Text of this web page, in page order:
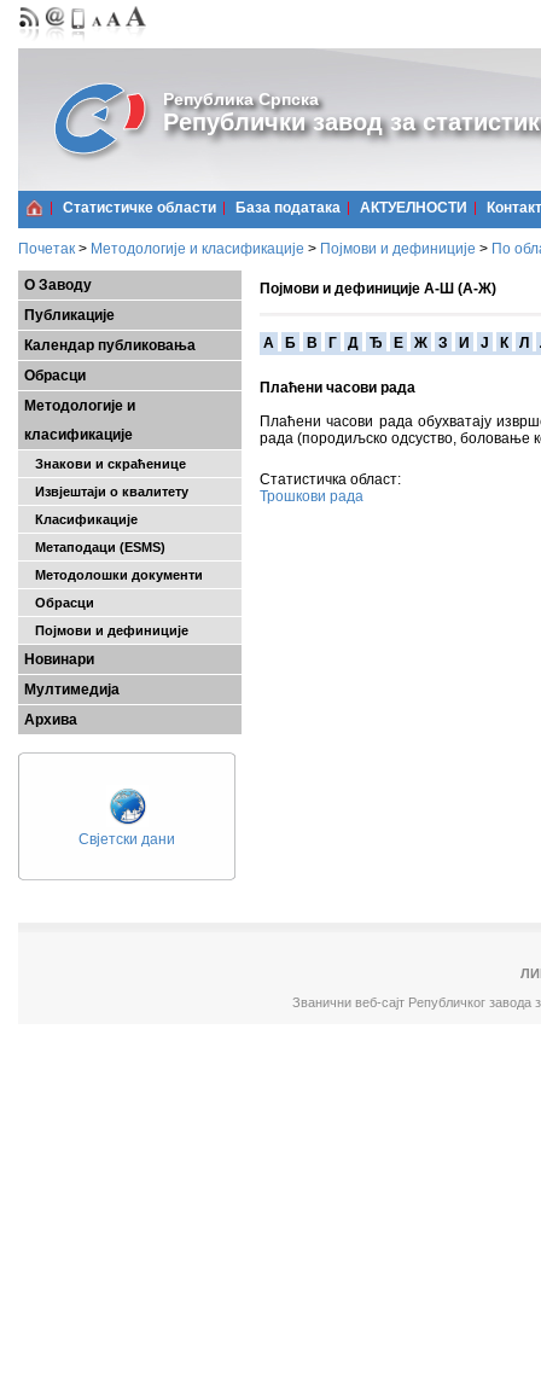
Република Српска
Републички завод за
Статистичке области Базa података АКТУЕЛНОСТИ Контакт
Почетак > Методологије и класификације > Појмови и дефиниције > По
О Заводу
Публикације
Календар публиковања
Обрасци
Методологије и
класификације
Знакови и скраћенице
Извјештаји о квалитету
Класификације
Метаподаци (ESMS)
Методолошки документи
Обрасци
Појмови и дефиниције
Новинари
Мултимедија
Архива
Свјетски дани
Појмови и дефиниције А-Ш (А-Ж)
A Б В Г Д Ђ Е Ж З И Ј К Л
Плаћени часови рада
Плаћени часови рада обухватају
рада (породиљско одсуство, боловање
Статистичка област:
Трошкови рада
Званични веб-сајт Републичког